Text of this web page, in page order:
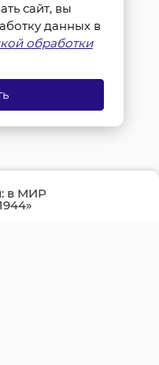
в МИР
снова
сайт, вы
данных в
обработки